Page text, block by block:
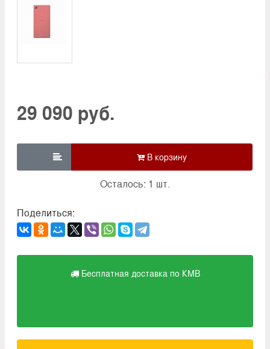
29 090 руб.

Осталось: 1 шт.
Поделиться:
Бесплатная доставка по КМВ